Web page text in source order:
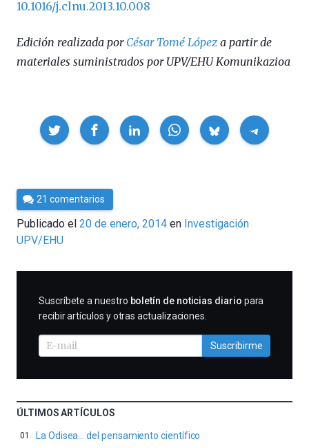
10.1016/j.clnu.2013.10.008
Edición realizada por César Tomé López a partir de
materiales suministrados por UPV/EHU Komunikazioa
Compartir
Por
César
Tomé
21 comentarios
Publicado el 20 de enero, 2014 en Investigación
UPV/EHU
SUSCRIBIRME
Suscríbete a nuestro boletín de noticias diario para
recibir artículos y otras actualizaciones.
Suscribirme
ÚLTIMOS ARTÍCULOS
La Odisea… del pensamiento científico